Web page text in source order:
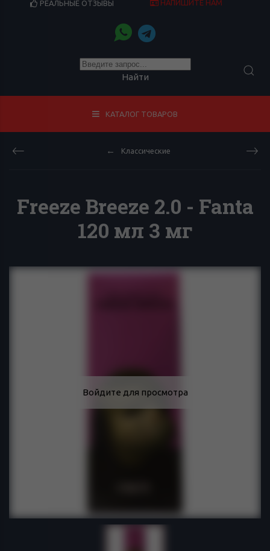
РЕАЛЬНЫЕ ОТЗЫВЫ НАПИШИТЕ НАМ
Найти
КАТАЛОГ ТОВАРОВ
Классические
Freeze Breeze 2.0 - Fanta
120 мл 3 мг
Войдите для просмотра